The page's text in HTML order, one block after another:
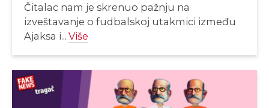
Čitalac nam je skrenuo pažnju na
izveštavanje o fudbalskoj utakmici između
Ajaksa i... Više